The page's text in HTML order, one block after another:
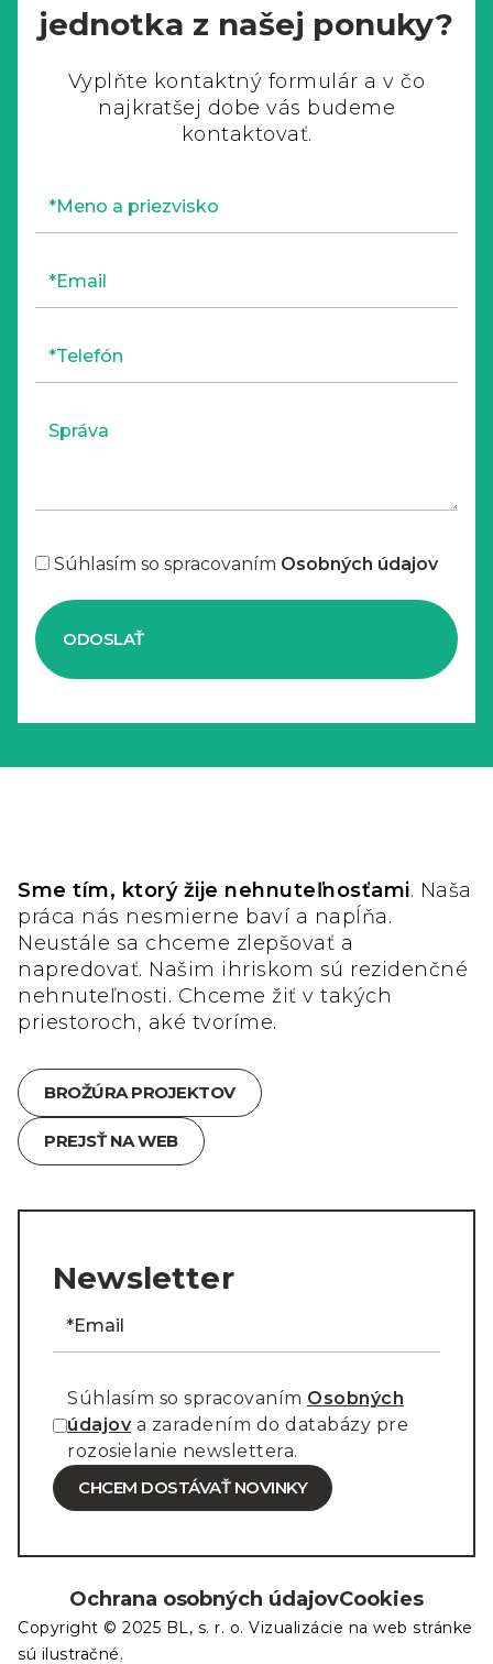
jednotka z našej ponuky?
Vyplňte kontaktný formulár a v čo
najkratšej dobe vás budeme
kontaktovať.
Súhlasím so spracovaním Osobných údajov
ODOSLAŤ
Sme tím, ktorý žije nehnuteľnosťami. Naša
práca nás nesmierne baví a napĺňa.
Neustále sa chceme zlepšovať a
napredovať. Našim ihriskom sú rezidenčné
nehnuteľnosti. Chceme žiť v takých
priestoroch, aké tvoríme.
BROŽÚRA PROJEKTOV
PREJSŤ NA WEB
Newsletter
Súhlasím so spracovaním Osobných
údajova zaradením do databázy pre
rozosielanie newslettera.
CHCEM DOSTÁVAŤ NOVINKY
Ochrana osobných údajovCookies
Copyright © 2025 BL, s. r. o. Vizualizácie na web stránke
sú ilustračné.